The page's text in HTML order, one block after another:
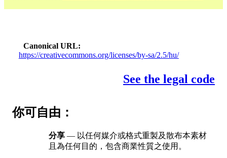
Canonical URL
https://creativecommons.org/licenses/by-sa/2.5/hu/
See the legal code
你可自由：
分享 — 以任何媒介或格式重製及散布本素材
且為任何目的，包含商業性質之使用。